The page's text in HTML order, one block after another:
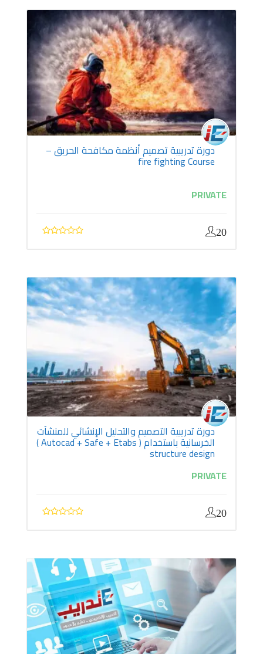
دورة تدريبية تصميم أنظمة مكافحة الحريق –
fire fighting Course
PRIVATE
20
دورة تدريبية التصميم والتحليل الإنشائي للمنشآت
الخرسانية باستخدام ( Autocad + Safe + Etabs )
structure design
PRIVATE
20